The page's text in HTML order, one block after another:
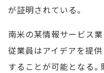
が証明されている。
南米の某情報サービス
従業員はアイデアを提
することが可能となる